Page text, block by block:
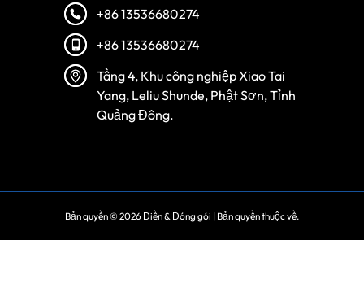
+86 13536680274
+86 13536680274
Tầng 4, Khu công nghiệp Xiao Tai
Yang, Leliu Shunde, Phật Sơn, Tỉnh
Quảng Đông.
Bản quyền © 2026Điền & Đóng gói | Bản quyền thuộc về.